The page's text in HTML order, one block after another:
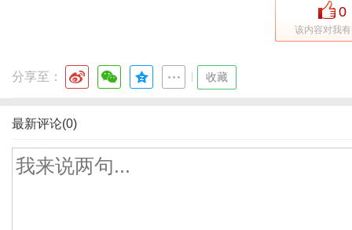
0
该内容对我
分享至： 收藏
最新评论(0)